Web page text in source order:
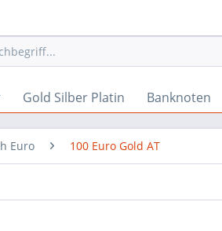
Gold Silber Platin Banknoten
Euro 100 Euro Gold AT